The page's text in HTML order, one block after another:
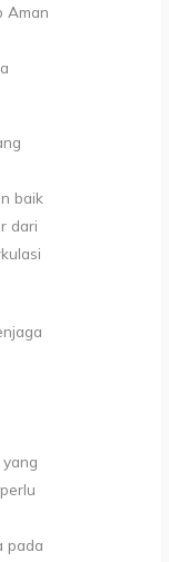
Aman
baik
dari
pada